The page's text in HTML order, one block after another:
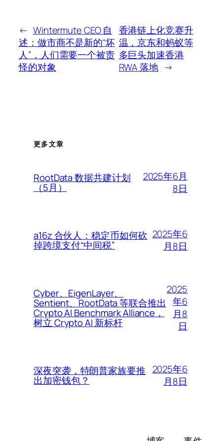
← Wintermute CEO 自
述：做市商不是新的“坏
人”，人们需要一个被责
怪的对象
香港链上化竞赛升
温，京东和蚂蚁等
多巨头加速香港
RWA 落地 →
更多文章
RootData 数据共建计划
（5月）
2025年6月
8日
a16z 合伙人：稳定币如何砍
掉跨境支付“中间税”
2025年6
月8日
Cyber、EigenLayer、
Sentient、RootData 等联合推出
Crypto AI Benchmark Alliance，
树立 Crypto AI 新标杆
2025
年6
月8
日
深夜突袭，特朗普家族要推
出加密钱包？
2025年6
月8日